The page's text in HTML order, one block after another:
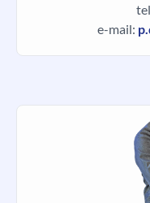
e-mail: